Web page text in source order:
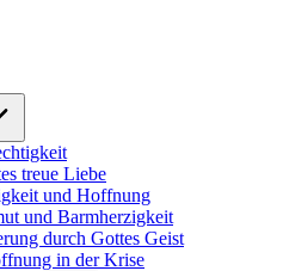
treue Liebe
und Hoffnung
und Barmherzigkeit
durch Gottes Geist
in der Krise